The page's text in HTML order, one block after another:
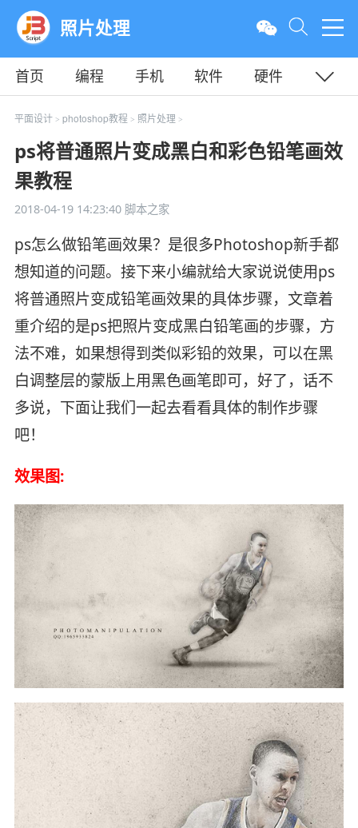
照片处理
首页 编程 手机 软件
硬件
教程
平面 服务器
平面设计> photoshop教程 > 照片处理 >
ps将普通照片变成黑白和彩色铅笔画效
果教程
2018-04-19 14:23:40脚本之家
ps怎么做铅笔画效果？是很多Photoshop新手都
想知道的问题。接下来小编就给大家说说使用ps
将普通照片变成铅笔画效果的具体步骤，文章着
重介绍的是ps把照片变成黑白铅笔画的步骤，方
法不难，如果想得到类似彩铅的效果，可以在黑
白调整层的蒙版上用黑色画笔即可，好了，话不
多说，下面让我们一起去看看具体的制作步骤
吧！
效果图: